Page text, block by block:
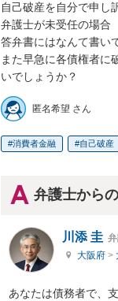
自己破産を自分で申し
弁護士が未受任の場合
答弁書にはなんて書い
また早急に各債権者に
いでしょうか？
匿名希望 さん
消費者金融 自己破産
弁護士から
川添 圭
大阪府 >
あなたは債務者で、